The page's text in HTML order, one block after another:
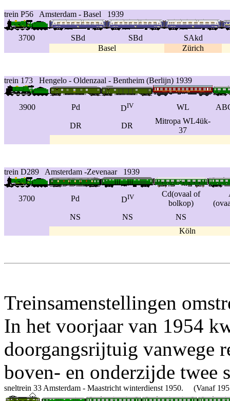
trein P56 Amsterdam - Basel 1939
3700 SBd SBd
SAkd
Basel
Zürich
trein 173 Hengelo - Oldenzaal - Bentheim (Berlijn) 1939
3900 Pd DIV WL
DR DR
Mitropa WL4ük-
37
trein D289 Amsterdam -Zevenaar 1939
3700 Pd DIV
Cd(ovaal of
bolkop)
NS
NS
NS
Köln
Treinsamenstellingen
In het voorjaar van 1954
doorgangsrijtuig vanwege
boven- en onderzijde twee
sneltrein 33 Amsterdam - Maastricht winterdienst 1950. (Vanaf